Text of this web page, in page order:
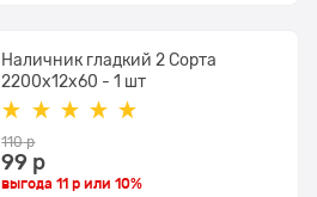
Наличник гладкий 2 Сорта
2200x12х60 - 1 шт
110 р
99 р
выгода11 р или10%